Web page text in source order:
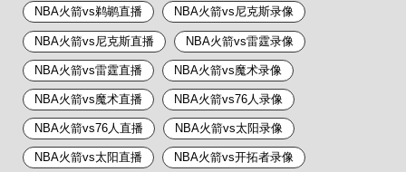
NBA火箭vs鹈鹕直播 NBA火箭vs尼克斯录像
NBA火箭vs尼克斯直播 NBA火箭vs雷霆录像
NBA火箭vs雷霆直播 NBA火箭vs魔术录像
NBA火箭vs魔术直播 NBA火箭vs76人录像
NBA火箭vs76人直播 NBA火箭vs太阳录像
NBA火箭vs太阳直播 NBA火箭vs开拓者录像